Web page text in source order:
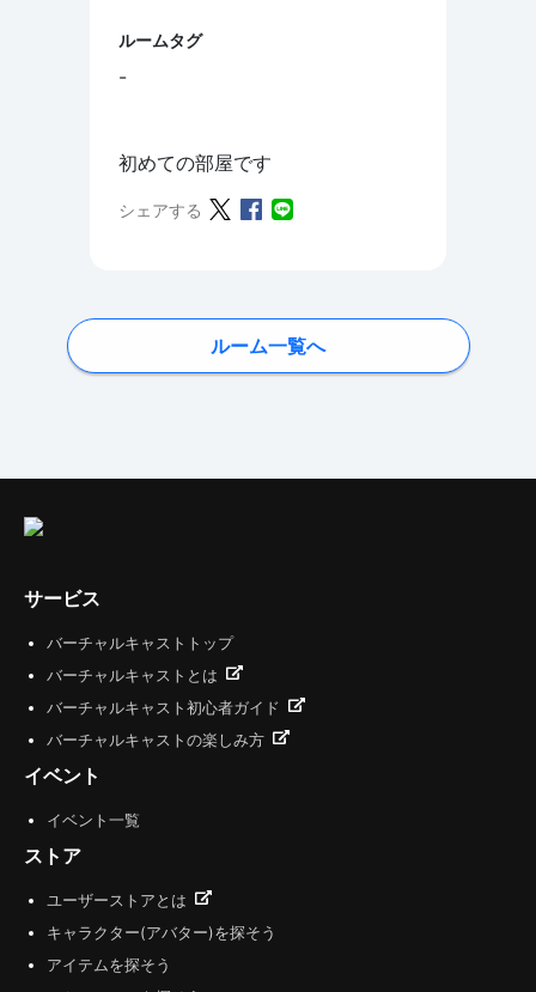
ルームタグ
-
初めての部屋です
シェアする
ルーム一覧へ
サービス
バーチャルキャストトップ
バーチャルキャストとは
バーチャルキャスト初心者ガイド
バーチャルキャストの楽しみ方
イベント
イベント一覧
ストア
ユーザーストアとは
キャラクター(アバター)を探そう
アイテムを探そう